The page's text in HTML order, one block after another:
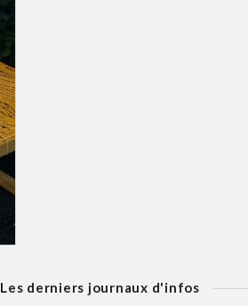
Les derniers journaux d'infos